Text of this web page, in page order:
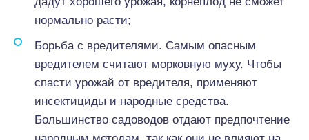
нормально расти;
Борьба с вредителями. Самым опасным
вредителем считают морковную муху. Чтобы
спасти урожай от вредителя, применяют
инсектициды и народные средства.
Большинство садоводов отдают предпочтение